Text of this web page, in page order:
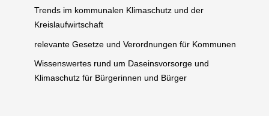
Trends im kommunalen Klimaschutz und der
Kreislaufwirtschaft
relevante Gesetze und Verordnungen für Kommunen
Wissenswertes rund um Daseinsvorsorge und
Klimaschutz für Bürgerinnen und Bürger